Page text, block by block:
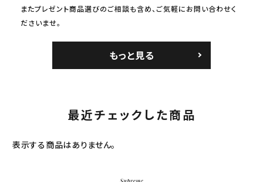
またプレゼント商品選びのご相談も含め、ご気軽にお問い合わせく
ださいませ。
もっと見る
最近チェックした商品
表示する商品はありません。